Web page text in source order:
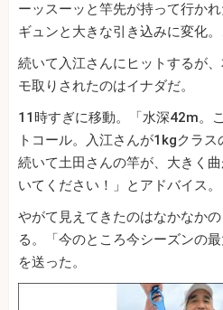
ーッスーッと竿先が持って行か
ギュンと大きな引き込みに変化。
続いて入江さんにヒットするが
モ取りされたのはイナダだ。
11時すぎに移動。「水深42m。
トコール。入江さんが1kgクラス
続いて土田さんの竿が、大きく
いてください！」とアドバイス。
やがて見えてきたのはなかなか
る。「今のところ今シーズンの
を送った。